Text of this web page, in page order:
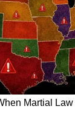
അറിയിച്ചു.
വൈദ്യ